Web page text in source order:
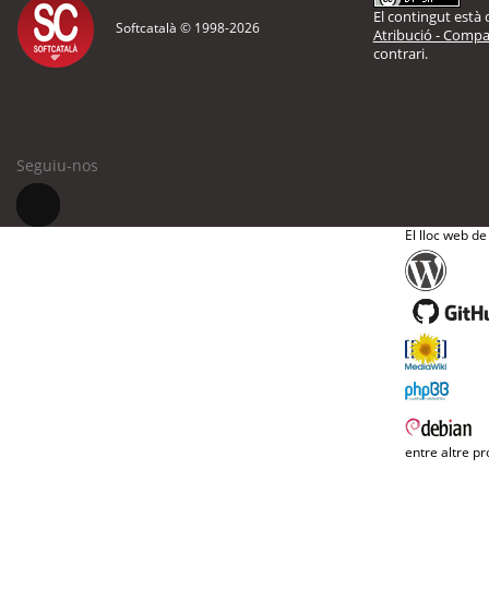
Softcatalà © 1998-2026
El contingut està
Atribució -
contrari.
Seguiu-nos
El lloc web
entre altre